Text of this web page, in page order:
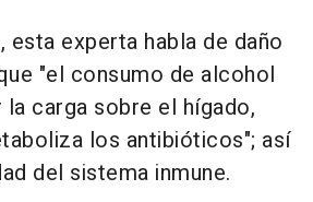
experta habla de daño
"el consumo de alcohol
la carga sobre el hígado,
los antibióticos"; así
del sistema inmune.